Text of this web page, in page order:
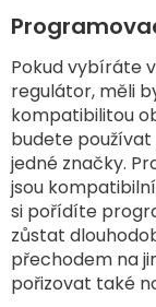
Pokud vybíráte
regulátor, měli
kompatibilitou
budete
jedné značky.
jsou
si pořídíte
zůstat
přechodem na
pořizovat také